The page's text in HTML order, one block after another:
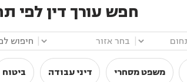
חפש עורך דין לפי
משפט מסחרי דיני עבודה ביטוח